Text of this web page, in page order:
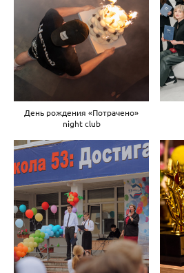
День рождения «Потрачено»
night club